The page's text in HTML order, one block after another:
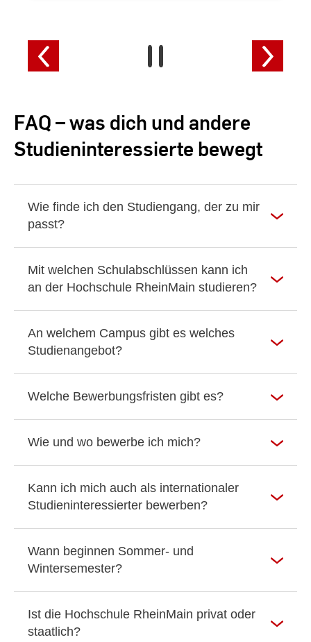
FAQ – was dich und andere
Studieninteressierte bewegt
Wie finde ich den Studiengang, der zu mir
passt?
Mit welchen Schulabschlüssen kann ich
an der Hochschule RheinMain studieren?
An welchem Campus gibt es welches
Studienangebot?
Welche Bewerbungsfristen gibt es?
Wie und wo bewerbe ich mich?
Kann ich mich auch als internationaler
Studieninteressierter bewerben?
Wann beginnen Sommer- und
Wintersemester?
Ist die Hochschule RheinMain privat oder
staatlich?